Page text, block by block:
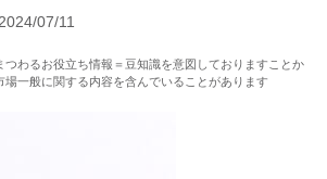
07/11
わるお役立ち情報＝豆知識を意図しておりますことか
場一般に関する内容を含んでいることがあります